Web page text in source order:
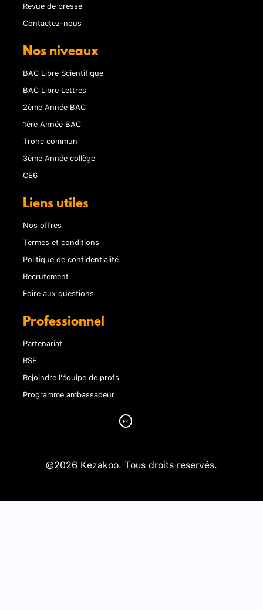
Revue de presse
Contactez-nous
Nos niveaux
BAC Libre Scientifique
BAC Libre Lettres
2ème Année BAC
1ère Année BAC
Tronc commun
3ème Année collège
CE6
Liens utiles
Nos offres
Termes et conditions
Politique de confidentialité
Recrutement
Foire aux questions
Professionnel
Partenariat
RSE
Rejoindre l'équipe de profs
Programme ambassadeur
©2026 Kezakoo. Tous droits reservés.